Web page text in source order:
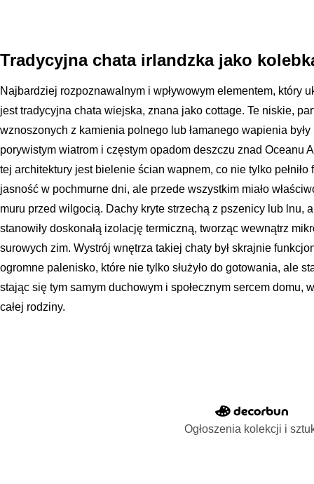
Tradycyjna chata irlandzka jako
Najbardziej rozpoznawalnym i wpływowym elementem, który
jest tradycyjna chata wiejska, znana jako cottage. Te niskie,
wznoszonych z kamienia polnego lub łamanego wapienia
porywistym wiatrom i częstym opadom deszczu znad Oceanu
tej architektury jest bielenie ścian wapnem, co nie tylko
jasność w pochmurne dni, ale przede wszystkim miało
muru przed wilgocią. Dachy kryte strzechą z pszenicy lub lnu,
stanowiły doskonałą izolację termiczną, tworząc wewnątrz
surowych zim. Wystrój wnętrza takiej chaty był skrajnie
ogromne palenisko, które nie tylko służyło do gotowania, ale
stając się tym samym duchowym i społecznym sercem domu,
całej rodziny.
Ogłoszenia kolekcji i